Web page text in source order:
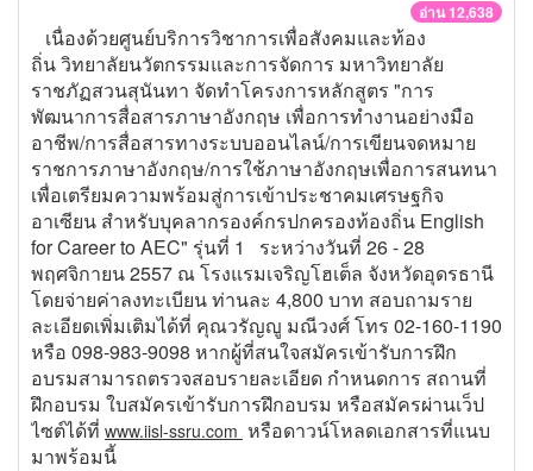
อ่าน 12,638
เนื่องด้วยศูนย์บริการวิชาการเพื่อสังคมและท้อง
ถิ่น วิทยาลัยนวัตกรรมและการจัดการ มหาวิทยาลัย
ราชภัฏสวนสุนันทา จัดทำโครงการหลักสูตร "การ
พัฒนาการสื่อสารภาษาอังกฤษ เพื่อการทำงานอย่างมือ
อาชีพ/การสื่อสารทางระบบออนไลน์/การเขียนจดหมาย
ราชการภาษาอังกฤษ/การใช้ภาษาอังกฤษเพื่อการสนทนา
เพื่อเตรียมความพร้อมสู่การเข้าประชาคมเศรษฐกิจ
อาเซียน สำหรับบุคลากรองค์กรปกครองท้องถิ่น English
for Career to AEC" รุ่นที่ 1 ระหว่างวันที่ 26 - 28
พฤศจิกายน 2557 ณ โรงแรมเจริญโฮเต็ล จังหวัดอุดรธานี
โดยจ่ายค่าลงทะเบียน ท่านละ 4,800 บาท สอบถามราย
ละเอียดเพิ่มเติมได้ที่ คุณวรัญญู มณีวงศ์ โทร 02-160-1190
หรือ 098-983-9098 หากผู้ที่สนใจสมัครเข้ารับการฝึก
อบรมสามารถตรวจสอบรายละเอียด กำหนดการ สถานที่
ฝึกอบรม ใบสมัครเข้ารับการฝึกอบรม หรือสมัครผ่านเว็ป
ไซต์ได้ที่ www.iisl-ssru.com หรือดาวน์โหลดเอกสารที่แนบ
มาพร้อมนี้